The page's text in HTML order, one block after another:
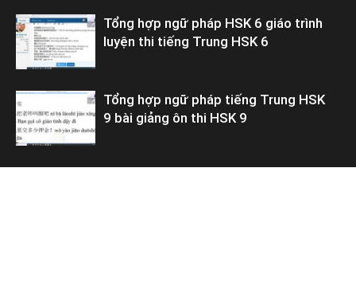
Tổng hợp ngữ pháp HSK 6 giáo trình
luyện thi tiếng Trung HSK 6
Tổng hợp ngữ pháp tiếng Trung HSK
9 bài giảng ôn thi HSK 9